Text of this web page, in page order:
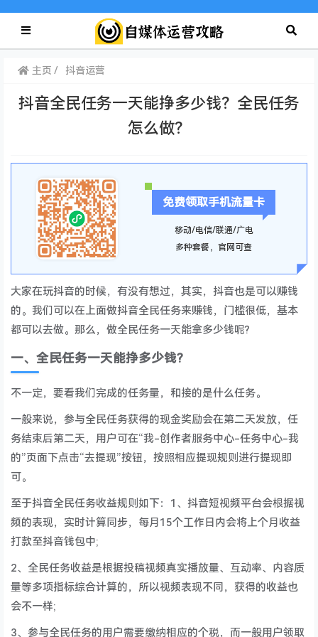
主页 抖音运营
抖音全民任务一天能挣多少钱？全民任务
怎么做？
免费领取手机流量卡
移动/电信/联通/广电
多种套餐，官网可查
大家在玩抖音的时候，有没有想过，其实，抖音也是可以赚钱
的。我们可以在上面做抖音全民任务来赚钱，门槛很低，基本
都可以去做。那么，做全民任务一天能拿多少钱呢?
一、全民任务一天能挣多少钱?
不一定，要看我们完成的任务量，和接的是什么任务。
一般来说，参与全民任务获得的现金奖励会在第二天发放，任
务结束后第二天，用户可在“我-创作者服务中心-任务中心-我
的”页面下点击“去提现”按钮，按照相应提现规则进行提现即
可。
至于抖音全民任务收益规则如下：1、抖音短视频平台会根据视
频的表现，实时计算同步，每月15个工作日内会将上个月收益
打款至抖音钱包中;
2、全民任务收益是根据投稿视频真实播放量、互动率、内容质
量等多项指标综合计算的，所以视频表现不同，获得的收益也
会不一样;
3、参与全民任务的用户需要缴纳相应的个税，而一般用户领取